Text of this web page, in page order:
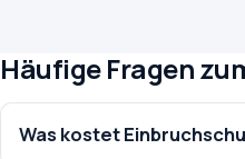
Häufige Fragen
Was kostet